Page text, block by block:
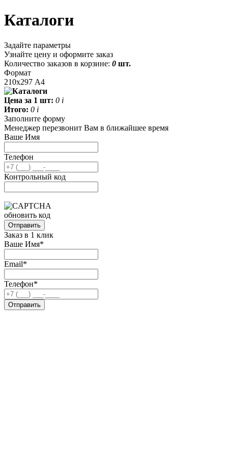
Каталоги
Задайте параметры
Узнайте цену и оформите заказ
Количество заказов в корзине: 0 шт.
Формат
210x297 А4
Цена за 1 шт: 0 i
Итого: 0 i
Заполните форму
Менеджер перезвонит Вам в ближайшее время
Ваше Имя
Телефон
Контрольный код
обновить код
Отправить
Заказ в 1 клик
Ваше Имя*
Email*
Телефон*
Отправить